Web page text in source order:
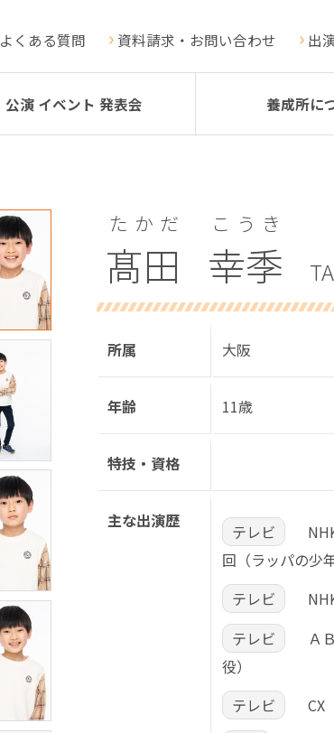
よくある質問 資料請求・お問い合わせ 出
公演 イベント 発表会 養成所に
髙田
たかだ
幸季
こうき
所属 大阪
年齢 11歳
特技・資格
主な出演歴
テレビ
回（ラッパの少年
テレビ
テレビ
Ａ
役）
テレビ
CX